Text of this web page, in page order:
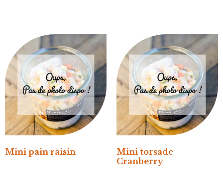
Mini pain raisin
Mini torsade
Cranberry